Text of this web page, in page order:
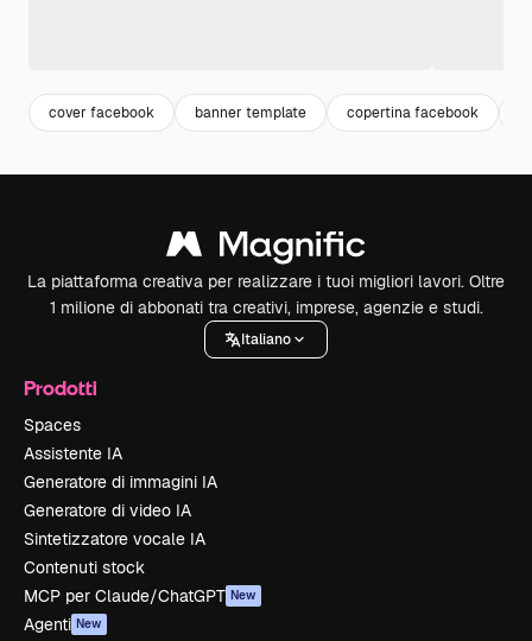
cover facebook banner template copertina facebook
La piattaforma creativa per realizzare i tuoi migliori lavori. Oltre
1 milione di abbonati tra creativi, imprese, agenzie e studi.
Italiano
Prodotti
Spaces
Assistente IA
Generatore di immagini IA
Generatore di video IA
Sintetizzatore vocale IA
Contenuti stock
MCP per Claude/ChatGPT New
Agenti New